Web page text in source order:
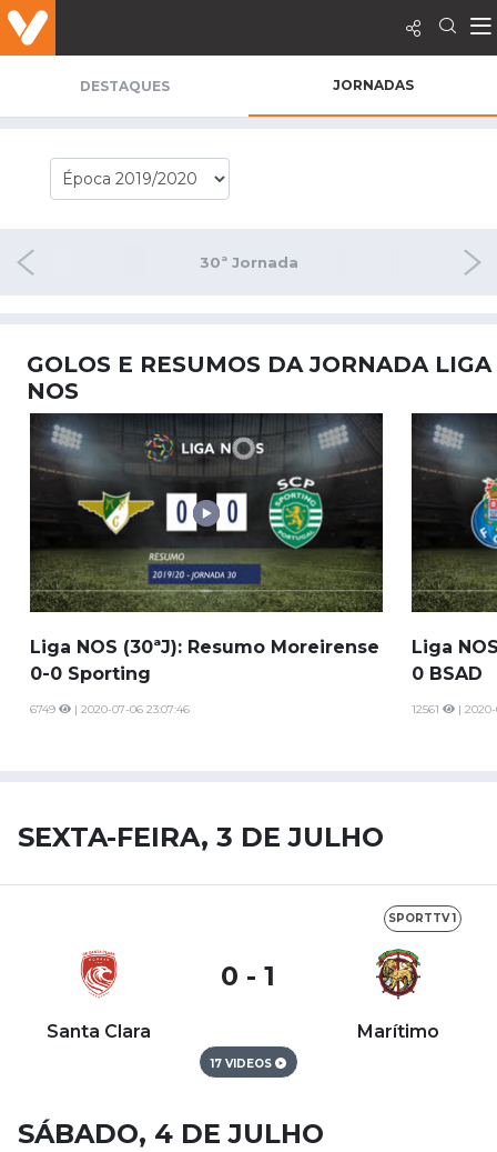
DESTAQUES JORNADAS
30ª Jornada 31ª
GOLOS E RESUMOS DA JORNADA LIGA
NOS
Liga NOS (30ªJ): Resumo Moreirense
0-0 Sporting
6749 | 2020-07-06 23:07:46
Liga
0 BSAD
12561 | 2020-
SEXTA-FEIRA, 3 DE JULHO
SPORTTV 1
Santa Clara
0 - 1
Marítimo
17 VIDEOS
SÁBADO, 4 DE JULHO